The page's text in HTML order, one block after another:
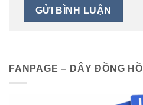
FANPAGE – DÂY ĐỒNG HỒ